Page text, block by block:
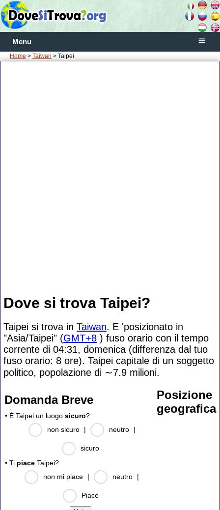
Menu
Home > Taiwan > Taipei
Dove si trova Taipei?
Taipei si trova in Taiwan. E 'posizionato in
"Asia/Taipei" (GMT+8 ) fuso orario con il tempo
corrente di 04:31, domenica (differenza dal tuo
fuso orario: 8 ore). Taipei capitale di un soggetto
politico, popolazione di ∼7.9 milioni.
Domanda Breve
• È Taipei un luogo sicuro?
non sicuro
| neutro |
sicuro
• Ti piace Taipei?
non mi piace
| neutro |
Piace
Posizione
geografica